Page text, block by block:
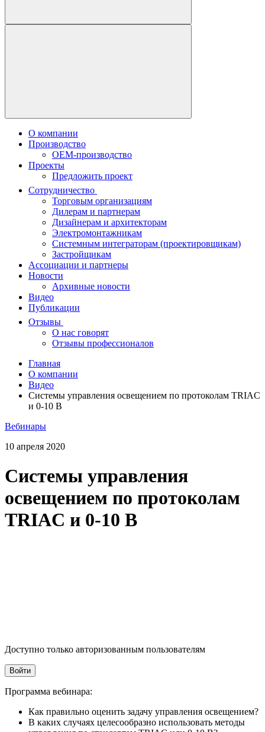
О компании
Производство
OEM-производство
Проекты
Предложить проект
Сотрудничество
Торговым организациям
Дилерам и партнерам
Дизайнерам и архитекторам
Электромонтажникам
Системным интеграторам (проектировщикам)
Застройщикам
Ассоциации и партнеры
Новости
Архивные новости
Видео
Публикации
Отзывы
О нас говорят
Отзывы профессионалов
Главная
О компании
Видео
Системы управления освещением по протоколам TRIAC
и 0-10 В
Вебинары
10 апреля 2020
Системы управления
освещением по протоколам
TRIAC и 0-10 В
Доступно только авторизованным пользователям
Войти
Программа вебинара:
Как правильно оценить задачу управления освещением?
В каких случаях целесообразно использовать методы